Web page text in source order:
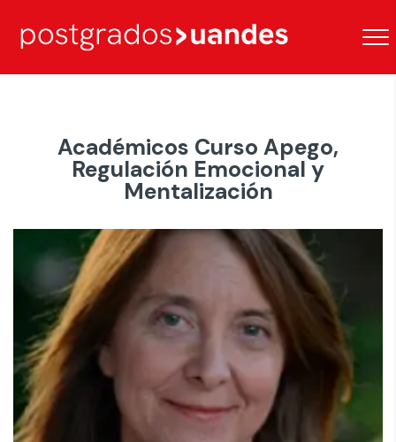
Académicos Curso Apego,
Regulación Emocional y
Mentalización